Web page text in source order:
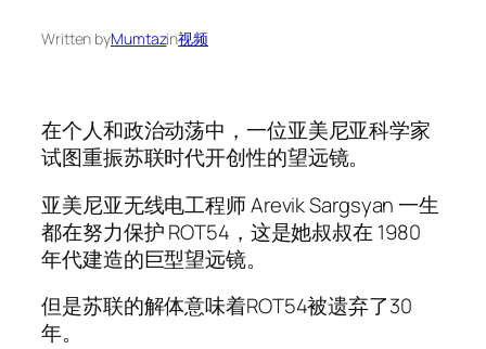
Written byMumtazin视频
在个人和政治动荡中，一位亚美尼亚科学家
试图重振苏联时代开创性的望远镜。
亚美尼亚无线电工程师 Arevik Sargsyan 一生
都在努力保护 ROT54，这是她叔叔在 1980
年代建造的巨型望远镜。
但是苏联的解体意味着ROT54被遗弃了30
年。